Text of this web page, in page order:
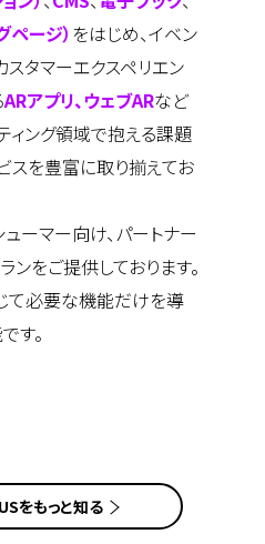
ページ） をはじめ、イベン
スタマーエクスペリエン
ARアプリ、ウェブARなど
ィング領域で抱える課題
スを豊富に取り揃えてお
ーマー向け、パートナー
をご提供しております。
て必要な機能だけを導
す。
をもっと知る